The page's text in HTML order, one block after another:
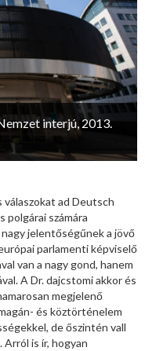
interjú, 2013.
ad Deutsch
polgárai számára
jelentőségűnek a jövő
parlamenti képviselő
van a nagy gond, hanem
A Dr. dajcstomi akkor és
megjelenő
és köztörténelem
de őszintén vall
Arról is ír, hogyan